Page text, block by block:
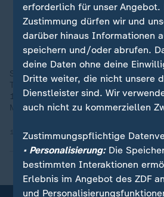
Sein Ziel von 96 Stunden verpasste der
Trotzdem lief er weiter – und beendete
123 Stunden. Seinen Zieleinlauf
Menschen im Livestream.
15.05.2026 | 0:46 min
erforderlich für unser Angebot.
Zustimmung dürfen wir und
darüber hinaus Informationen
speichern und/oder abrufen.
deine Daten ohne deine
Dritte weiter, die nicht unsere
Dienstleister sind. Wir
auch nicht zu kommerziellen
Zustimmungspflichtige
• Personalisierung:Die
bestimmten Interaktionen
Erlebnis im Angebot des ZDF
und